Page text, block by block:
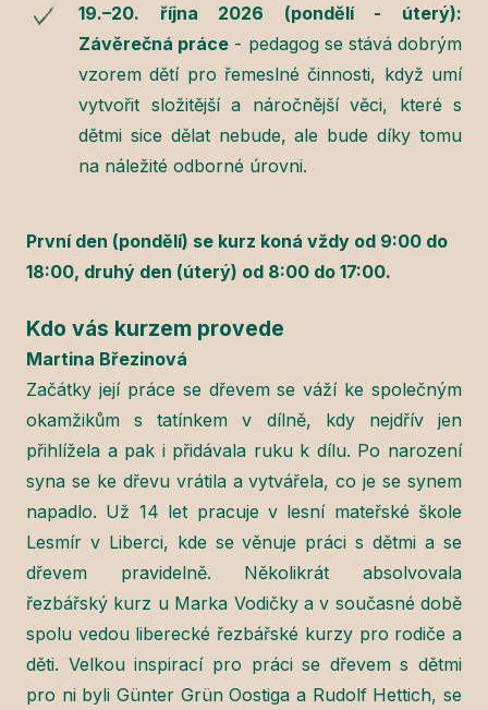
19.–20. října 2026 (pondělí - úterý):
Závěrečná práce - pedagog se stává dobrým
vzorem dětí pro řemeslné činnosti, když umí
vytvořit složitější a náročnější věci, které s
dětmi sice dělat nebude, ale bude díky tomu
na náležité odborné úrovni.
První den (pondělí) se kurz koná vždy od 9:00 do
18:00, druhý den (úterý) od 8:00 do 17:00.
Kdo vás kurzem provede
Martina Březinová
Začátky její práce se dřevem se váží ke společným
okamžikům s tatínkem v dílně, kdy nejdřív jen
přihlížela a pak i přidávala ruku k dílu. Po narození
syna se ke dřevu vrátila a vytvářela, co je se synem
napadlo. Už 14 let pracuje v lesní mateřské škole
Lesmír v Liberci, kde se věnuje práci s dětmi a se
dřevem pravidelně. Několikrát absolvovala
řezbářský kurz u Marka Vodičky a v současné době
spolu vedou liberecké řezbářské kurzy pro rodiče a
děti. Velkou inspirací pro práci se dřevem s dětmi
pro ni byli Günter Grün Oostiga a Rudolf Hettich, se